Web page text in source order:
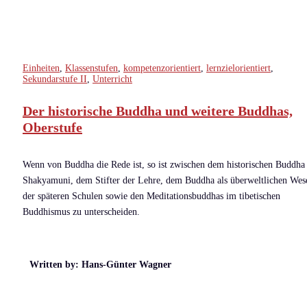
Einheiten Klassenstufen kompetenzorientiert lernzielorientiert
Sekundarstufe II Unterricht
Der historische Buddha und weitere Buddhas,
Oberstufe
Wenn von Buddha die Rede ist, so ist zwischen dem historischen Buddha
Shakyamuni, dem Stifter der Lehre, dem Buddha als überweltlichen
der späteren Schulen sowie den Meditationsbuddhas im tibetischen
Buddhismus zu unterscheiden.
Written by: Hans-Günter Wagner